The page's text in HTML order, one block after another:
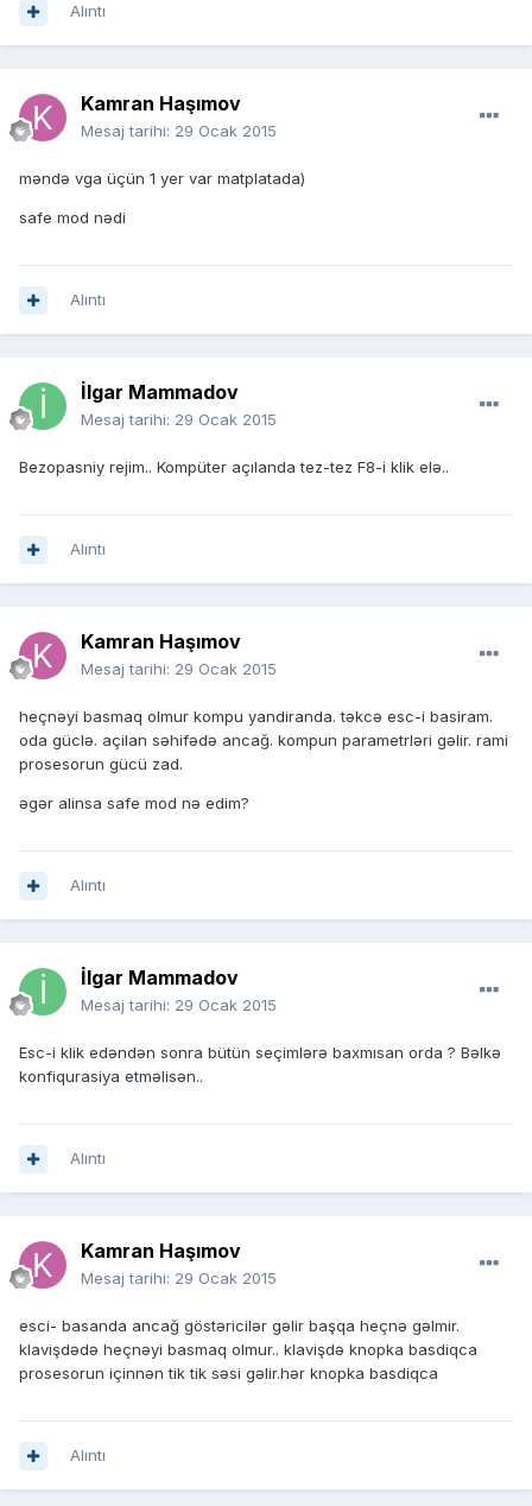
Alıntı
Kamran Haşımov
Mesaj tarihi: 29 Ocak 2015
məndə vga üçün 1 yer var matplatada)
safe mod nədi
Alıntı
İlgar Mammadov
Mesaj tarihi: 29 Ocak 2015
Bezopasniy rejim.. Kompüter açılanda tez-tez F8-i klik elə..
Alıntı
Kamran Haşımov
Mesaj tarihi: 29 Ocak 2015
heçnəyi basmaq olmur kompu yandiranda. təkcə esc-i basiram.
oda güclə. açilan səhifədə ancağ. kompun parametrləri gəlir. rami
prosesorun gücü zad.
əgər alinsa safe mod nə edim?
Alıntı
İlgar Mammadov
Mesaj tarihi: 29 Ocak 2015
Esc-i klik edəndən sonra bütün seçimlərə baxmısan orda ? Bəlkə
konfiqurasiya etməlisən..
Alıntı
Kamran Haşımov
Mesaj tarihi: 29 Ocak 2015
esci- basanda ancağ göstəricilər gəlir başqa heçnə gəlmir.
klavişdədə heçnəyi basmaq olmur.. klavişdə knopka basdiqca
prosesorun içinnən tik tik səsi gəlir.hər knopka basdiqca
Alıntı